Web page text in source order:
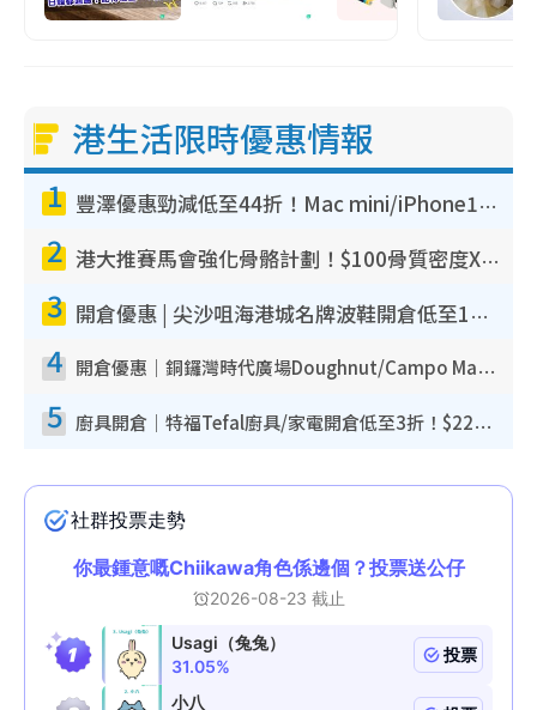
港生活限時優惠情報
1 豐澤優惠勁減低至44折！Mac mini/iPhone17Pro大減價！廚房家電$220起
2 港大推賽馬會強化骨骼計劃！$100骨質密度X光檢查 完成免費運動訓練送超市禮券！附參加資格
3 開倉優惠 | 尖沙咀海港城名牌波鞋開倉低至1折！On鞋$899起／Joy&Peace鞋履$98起
4 開倉優惠｜銅鑼灣時代廣場Doughnut/Campo Marzio開倉低至1折！背囊、書包、手袋劈價$200起
5 廚具開倉｜特福Tefal廚具/家電開倉低至3折！$220起買平底鍋/炒鑊/湯煲！電飯煲/吸塵機/燙斗$418起